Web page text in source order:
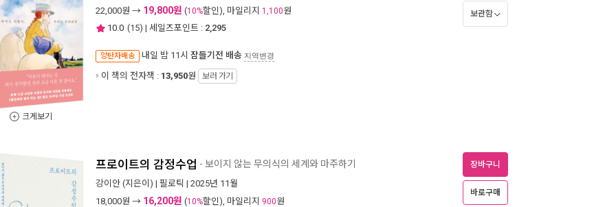
크게보기
22,000원 → 19,800원 (10%할인), 마일리지 1,100원
10.0 (15) | 세일즈포인트 : 2,295
양탄자배송 내일 밤 11시 잠들기전 배송 지역변경
이 책의 전자책 : 13,950원 보러 가기
보관함
프로이트의 감정수업 - 보이지 않는 무의식의 세계와 마주하기
강이안 (지은이) | 필로틱 | 2025년 11월
18,000원 → 16,200원 (10%할인), 마일리지 900원
장바구니
바로구매